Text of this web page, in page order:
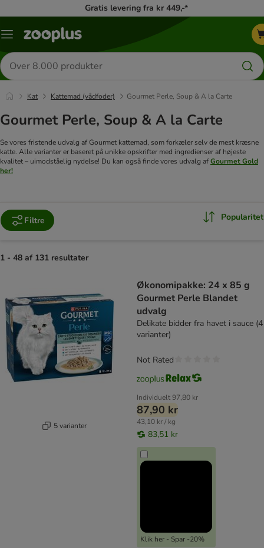
Gratis levering fra kr 449,-*
Menu
Søg
efter
produkter
Kat Kattemad (vådfoder) Gourmet Perle, Soup & A la Carte
Gourmet Perle, Soup & A la Carte
Se vores fristende udvalg af Gourmet kattemad, som forkæler selv de mest kræsne
katte. Alle varianter er baseret på unikke opskrifter med ingredienser af højeste
kvalitet – uimodståelig nydelse! Du kan også finde vores udvalg afGourmet Gold
her!
Filtre Popularitet
1 - 48 af 131 resultater
5 varianter
Økonomipakke: 24 x 85 g
Gourmet Perle Blandet
udvalg
Delikate bidder fra havet i sauce (4
varianter)
Individuelt97,80 kr
87,90 kr
43,10 kr / kg
83,51 kr
Klik her - Spar -20%
Not Rated